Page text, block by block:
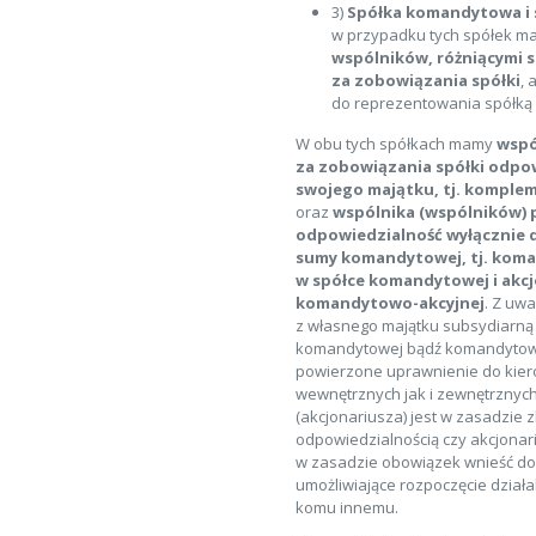
3) Spółka komandytowa
w przypadku tych spółek
wspólników, różniącymi
za zobowiązania spółki,
do reprezentowania
W obu tych spółkach mamy
za zobowiązania spółki
swojego majątku, tj.
oraz wspólnika (wspólników)
odpowiedzialność wyłącznie
sumy komandytowej, tj.
w spółce komandytowej i
komandytowo-akcyjnej. Z
z własnego majątku
komandytowej bądź
powierzone uprawnienie do
wewnętrznych jak i
(akcjonariusza) jest w zasadzie
odpowiedzialnością czy
w zasadzie obowiązek wnieść do
umożliwiające rozpoczęcie
komu innemu.